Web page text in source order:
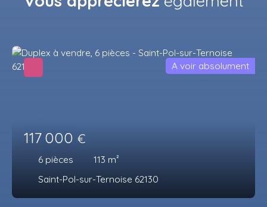
117 000 €
6 pièces 113 m²
Saint-Pol-sur-Ternoise 62130
A voir absolument